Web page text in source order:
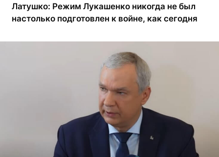
Латушко: Режим Лукашенко никогда не был
настолько подготовлен к войне, как сегодня